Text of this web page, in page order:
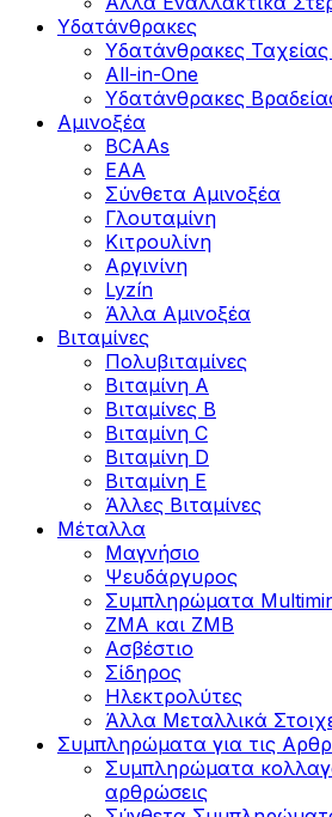
Υδατάνθρακες
Υδατάνθρακες
All-in-One
Υδατάνθρακες
Αμινοξέα
BCAAs
EAA
Σύνθετα Αμινοξέα
Γλουταμίνη
Κιτρουλίνη
Αργινίνη
Lyzín
Άλλα Αμινοξέα
Βιταμίνες
Πολυβιταμίνες
Βιταμίνη Α
Βιταμίνες Β
Βιταμίνη C
Βιταμίνη D
Βιταμίνη Ε
Άλλες Βιταμίνες
Μέταλλα
Μαγνήσιο
Ψευδάργυρος
Συμπληρώματα
ZMA και ZMB
Ασβέστιο
Σίδηρος
Ηλεκτρολύτες
Άλλα Mεταλλικά
Συμπληρώματα για τις
Συμπληρώματα
αρθρώσεις